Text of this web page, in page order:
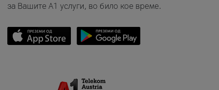
за Вашите A1 услуги, во било кое време.